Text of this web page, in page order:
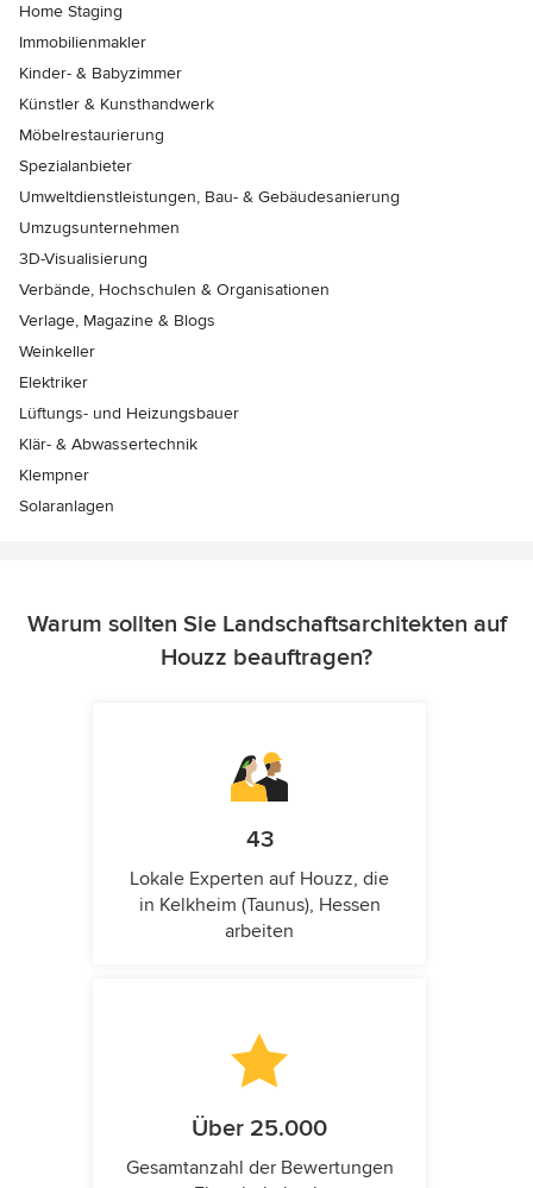
Home Staging
Immobilienmakler
Kinder- & Babyzimmer
Künstler & Kunsthandwerk
Möbelrestaurierung
Spezialanbieter
Umweltdienstleistungen, Bau- & Gebäudesanierung
Umzugsunternehmen
3D-Visualisierung
Verbände, Hochschulen & Organisationen
Verlage, Magazine & Blogs
Weinkeller
Elektriker
Lüftungs- und Heizungsbauer
Klär- & Abwassertechnik
Klempner
Solaranlagen
Warum sollten Sie Landschaftsarchitekten auf
Houzz beauftragen?
43
Lokale Experten auf Houzz, die
in Kelkheim (Taunus), Hessen
arbeiten
Über 25.000
Gesamtanzahl der Bewertungen